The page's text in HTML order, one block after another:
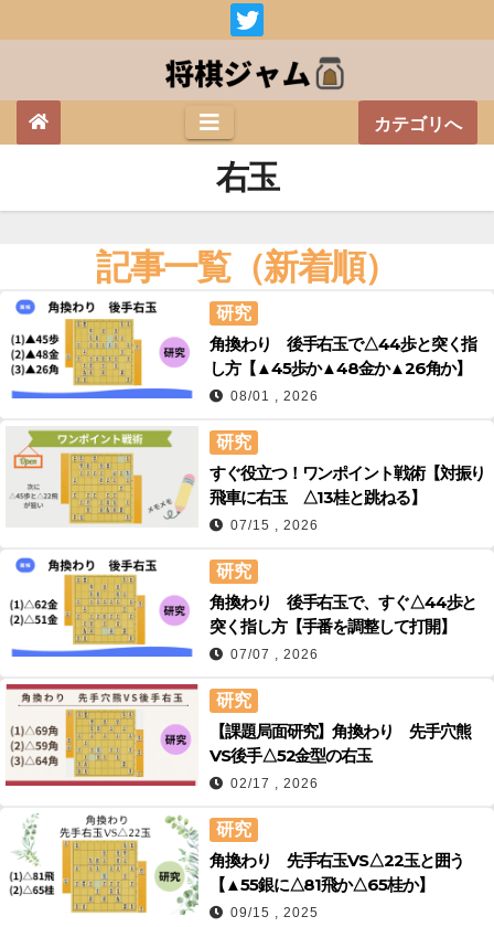
カテゴリへ
右玉
記事一覧（新着順）
研究
角換わり 後手右玉で△44歩と突く指
し方【▲45歩か▲48金か▲26角か】
08/01 , 2026
研究
すぐ役立つ！ワンポイント戦術【対振り
飛車に右玉 △13桂と跳ねる】
07/15 , 2026
研究
角換わり 後手右玉で、すぐ△44歩と
突く指し方【手番を調整して打開】
07/07 , 2026
研究
【課題局面研究】角換わり 先手穴熊
VS後手△52金型の右玉
02/17 , 2026
研究
角換わり 先手右玉VS△22玉と囲う
【▲55銀に△81飛か△65桂か】
09/15 , 2025